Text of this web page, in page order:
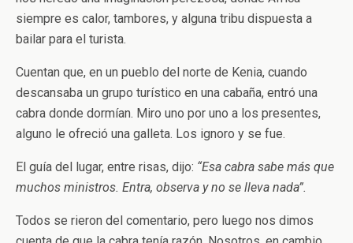
siempre es calor, tambores, y alguna tribu dispuesta a
bailar para el turista.
Cuentan que, en un pueblo del norte de Kenia, cuando
descansaba un grupo turístico en una cabaña, entró una
cabra donde dormían. Miro uno por uno a los presentes,
alguno le ofreció una galleta. Los ignoro y se fue.
El guía del lugar, entre risas, dijo: “Esa cabra sabe más que
muchos ministros. Entra, observa y no se lleva nada”.
Todos se rieron del comentario, pero luego nos dimos